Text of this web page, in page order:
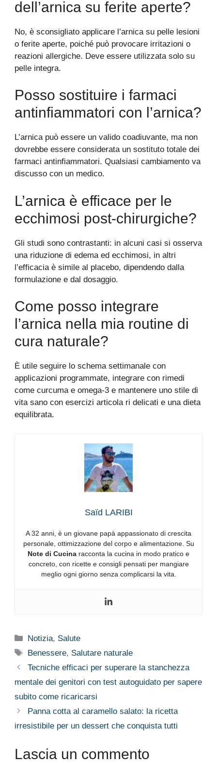
dell’arnica su ferite aperte?
No, è sconsigliato applicare l’arnica su pelle lesioni
o ferite aperte, poiché può provocare irritazioni o
reazioni allergiche. Deve essere utilizzata solo su
pelle integra.
Posso sostituire i farmaci
antinfiammatori con l’arnica?
L’arnica può essere un valido coadiuvante, ma non
dovrebbe essere considerata un sostituto totale dei
farmaci antinfiammatori. Qualsiasi cambiamento va
discusso con un medico.
L’arnica è efficace per le
ecchimosi post-chirurgiche?
Gli studi sono contrastanti: in alcuni casi si osserva
una riduzione di edema ed ecchimosi, in altri
l’efficacia è simile al placebo, dipendendo dalla
formulazione e dal dosaggio.
Come posso integrare
l’arnica nella mia routine di
cura naturale?
È utile seguire lo schema settimanale con
applicazioni programmate, integrare con rimedi
come curcuma e omega-3 e mantenere uno stile di
vita sano con esercizi articola ri delicati e una dieta
equilibrata.
Saïd LARIBI
A 32 anni, è un giovane papà appassionato di crescita
personale, ottimizzazione del corpo e alimentazione. Su
Note di Cucina racconta la cucina in modo pratico e
concreto, con ricette e consigli pensati per mangiare
meglio ogni giorno senza complicarsi la vita.
Categorie
Notizia, Salute
Tag
Benessere, Salutare naturale
Tecniche efficaci per superare la stanchezza
mentale dei genitori con test autoguidato per sapere
subito come ricaricarsi
Panna cotta al caramello salato: la ricetta
irresistibile per un dessert che conquista tutti
Lascia un commento